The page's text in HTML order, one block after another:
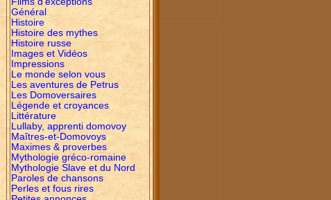
Général
Histoire
Histoire des mythes
Histoire russe
Images et Vidéos
Impressions
Le monde selon vous
Les aventures de Petrus
Les Domoversaires
Légende et croyances
Littérature
Lullaby, apprenti domovoy
Maîtres-et-Domovoys
Maximes & proverbes
Mythologie gréco-romaine
Mythologie Slave et du Nord
Paroles de chansons
Perles et fous rires